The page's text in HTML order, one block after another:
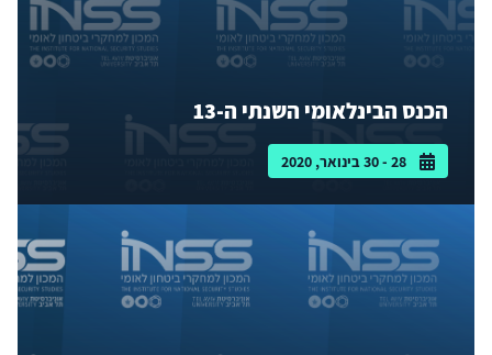
הכנס הבינלאומי השנתי ה-13
28 - 30 בינואר, 2020